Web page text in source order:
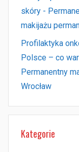
skóry -
makijażu
Profilaktyka
Polsce – co
Permanentny
Wrocław
Kategorie